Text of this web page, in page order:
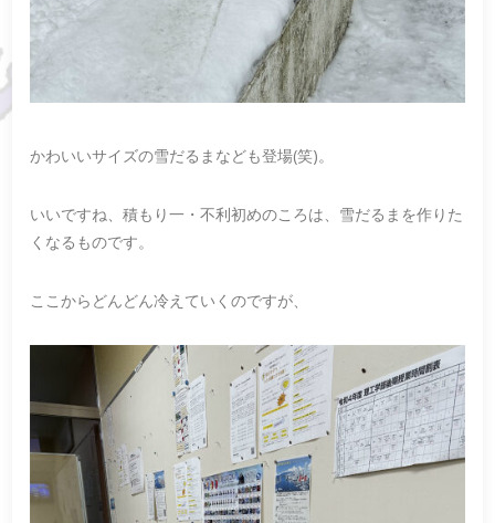
かわいいサイズの雪だるまなども登場(笑)。
いいですね、積もり一・不利初めのころは、雪だるまを作りた
くなるものです。
ここからどんどん冷えていくのですが、